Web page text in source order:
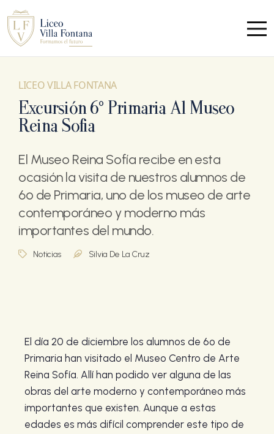
LICEO VILLA FONTANA
Excursión 6º Primaria Al Museo
Reina Sofia
El Museo Reina Sofía recibe en esta
ocasión la visita de nuestros alumnos de
6º de Primaria, uno de los museo de arte
contemporáneo y moderno más
importantes del mundo.
Noticias Silvia De La Cruz
El día 20 de diciembre los alumnos de 6º de
Primaria han visitado el Museo Centro de Arte
Reina Sofía. Allí han podido ver alguna de las
obras del arte moderno y contemporáneo más
importantes que existen. Aunque a estas
edades es más difícil comprender este tipo de